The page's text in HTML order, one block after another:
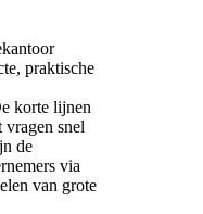
praktische
korte lijnen
vragen snel
de
via
van grote